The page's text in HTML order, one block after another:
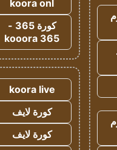
koora onl
كورة 365 -
kooora 365
koora live
كورة لايف
كورة لايف